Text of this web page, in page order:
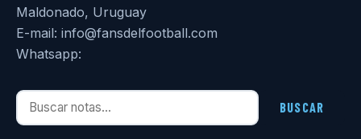
Maldonado, Uruguay
E-mail: info@fansdelfootball.com
Whatsapp:
Buscar notas BUSCAR